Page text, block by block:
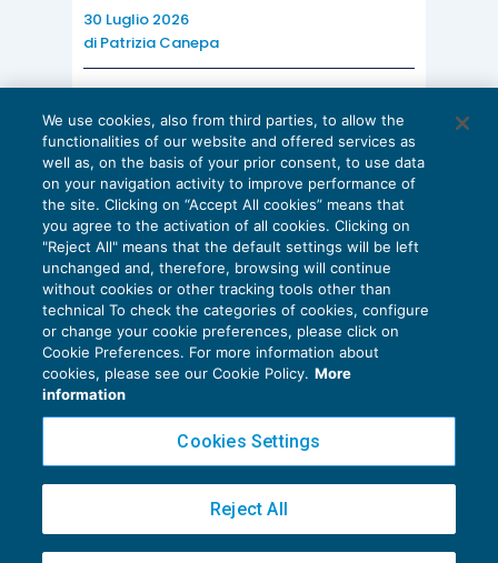
30 Luglio 2026
di Patrizia Canepa
EU AI Act e studi professionali: le
scadenze concrete
27 Luglio 2026
di Diego BarberieStefano Dovier
Privacy Policy
Cookie Policy
Copyright 2016 ©Gruppo Euroconference S.p.A.v2.32.4
Piazza Luigi Einaudi, 10N01 - 20124 Milano - info@ecnews.it
We use cookies, also from third parties, to allow the
functionalities of our website and offered services as
well as, on the basis of your prior consent, to use data
on your navigation activity to improve performance of
the site. Clicking on “Accept All cookies” means that
you agree to the activation of all cookies. Clicking on
"Reject All" means that the default settings will be left
unchanged and, therefore, browsing will continue
without cookies or other tracking tools other than
technical To check the categories of cookies, configure
or change your cookie preferences, please click on
Cookie Preferences. For more information about
cookies, please see our Cookie Policy. More
information
Cookies Settings
Reject All